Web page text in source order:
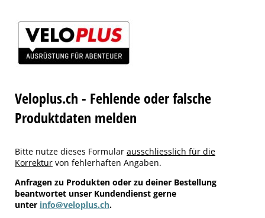
Veloplus.ch - Fehlende oder falsche
Produktdaten melden
Bitte nutze dieses Formular ausschliesslich für die
Korrektur von fehlerhaften Angaben.
Anfragen zu Produkten oder zu deiner Bestellung
beantwortet unser Kundendienst gerne
unter info@veloplus.ch.